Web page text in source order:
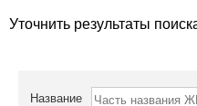
Уточнить результаты
Название